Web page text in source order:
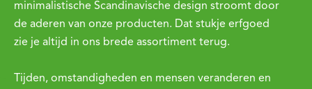
minimalistische Scandinavische design stroomt door
de aderen van onze producten. Dat stukje erfgoed
zie je altijd in ons brede assortiment terug.
Tijden, omstandigheden en mensen veranderen en